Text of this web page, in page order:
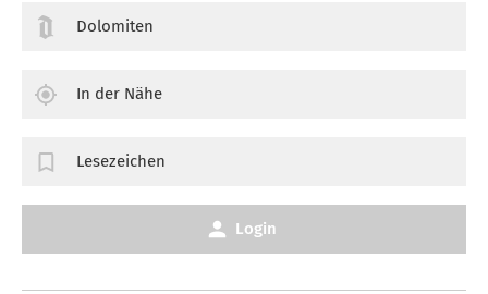
Dolomiten
In der Nähe
Lesezeichen
Login